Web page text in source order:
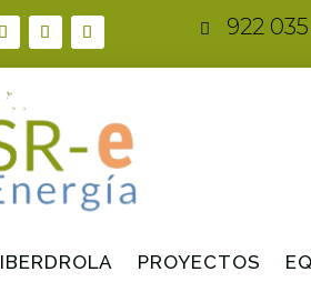
 922
IBERDROLA PROYECTOS